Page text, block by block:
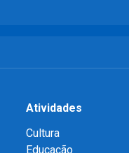
Atividades
Cultura
Educação